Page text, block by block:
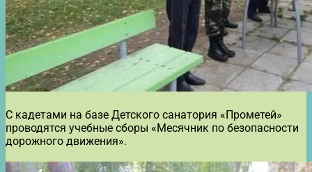
С кадетами на базе Детского санатория «Прометей»
проводятся учебные сборы «Месячник по безопасности
дорожного движения».